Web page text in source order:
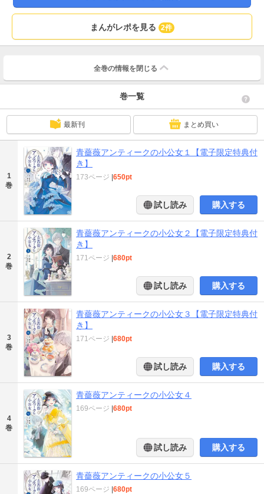
まんがレポを見る 2件
全巻の情報を 閉じる
巻一覧
最新刊 まとめ買い
1
巻
青薔薇アンティークの小公女１【電子限定特典付
き】
173ページ |650pt
試し読み 購入する
2
巻
青薔薇アンティークの小公女２【電子限定特典付
き】
171ページ |680pt
試し読み 購入する
3
巻
青薔薇アンティークの小公女３【電子限定特典付
き】
171ページ |680pt
試し読み 購入する
4
巻
青薔薇アンティークの小公女４
169ページ |680pt
試し読み 購入する
青薔薇アンティークの小公女５
169ページ |680pt